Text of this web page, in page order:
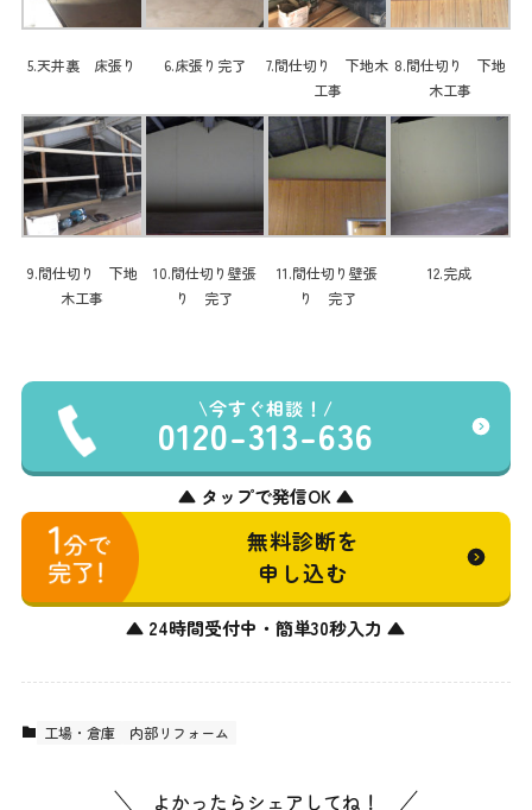
5.天井裏 床張り 6.床張り完了
7.間仕切り 下地木
工事
8.間仕切り 下地
木工事
9.間仕切り 下地
木工事
10.間仕切り壁張
り 完了
11.間仕切り壁張
り 完了
12.完成
今すぐ相談！
0120-313-636
▲ タップで発信OK ▲
無料診断を
申し込む
▲ 24時間受付中・簡単30秒入力 ▲
工場・倉庫 内部リフォーム
よかったらシェアしてね！